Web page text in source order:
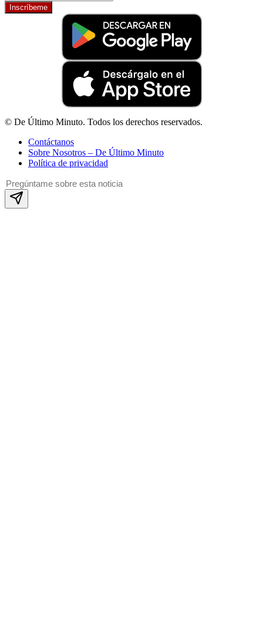
Inscríbeme
© De Último Minuto. Todos los derechos reservados.
Contáctanos
Sobre Nosotros – De Último Minuto
Política de privacidad